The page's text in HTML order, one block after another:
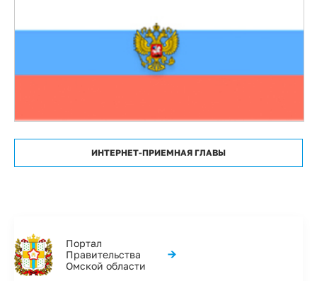
ИНТЕРНЕТ-ПРИЕМНАЯ ГЛАВЫ
Портал
Правительства
Омской области
→